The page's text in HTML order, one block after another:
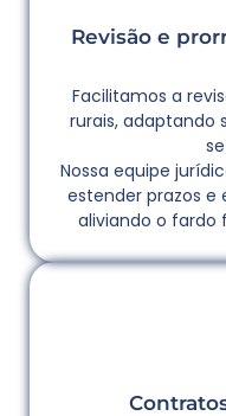
Revisão e
Facilitamos a
rurais, adaptando
Nossa equipe
estender prazos e
aliviando o fardo